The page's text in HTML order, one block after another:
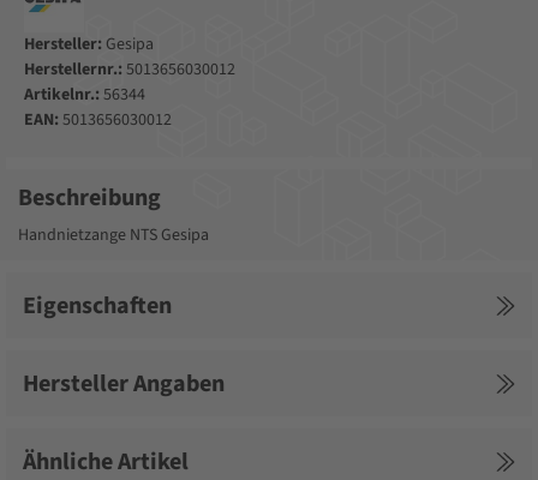
Hersteller: Gesipa
Herstellernr.: 5013656030012
Artikelnr.: 56344
EAN: 5013656030012
Beschreibung
Handnietzange NTS Gesipa
Eigenschaften
Hersteller Angaben
Ähnliche Artikel